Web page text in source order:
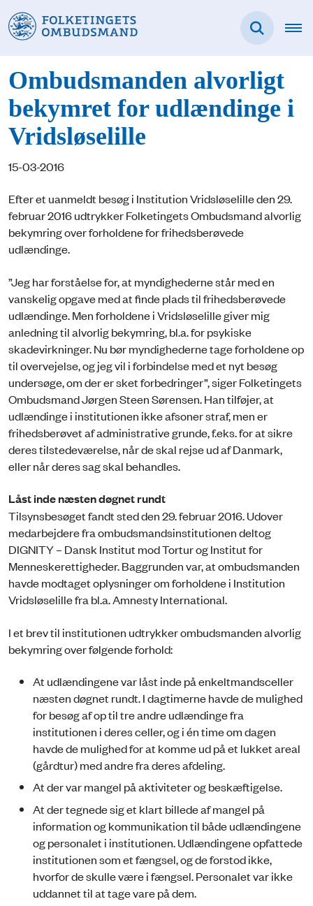
Ombudsmanden alvorligt
bekymret for udlændinge i
Vridsløselille
15-03-2016
Efter et uanmeldt besøg i Institution Vridsløselille den 29.
februar 2016 udtrykker Folketingets Ombudsmand alvorlig
bekymring over forholdene for frihedsberøvede
udlændinge.
”Jeg har forståelse for, at myndighederne står med en
vanskelig opgave med at finde plads til frihedsberøvede
udlændinge. Men forholdene i Vridsløselille giver mig
anledning til alvorlig bekymring, bl.a. for psykiske
skadevirkninger. Nu bør myndighederne tage forholdene op
til overvejelse, og jeg vil i forbindelse med et nyt besøg
undersøge, om der er sket forbedringer”, siger Folketingets
Ombudsmand Jørgen Steen Sørensen. Han tilføjer, at
udlændinge i institutionen ikke afsoner straf, men er
frihedsberøvet af administrative grunde, f.eks. for at sikre
deres tilstedeværelse, når de skal rejse ud af Danmark,
eller når deres sag skal behandles.
Låst inde næsten døgnet rundt
Tilsynsbesøget fandt sted den 29. februar 2016. Udover
medarbejdere fra ombudsmandsinstitutionen deltog
DIGNITY – Dansk Institut mod Tortur og Institut for
Menneskerettigheder. Baggrunden var, at ombudsmanden
havde modtaget oplysninger om forholdene i Institution
Vridsløselille fra bl.a. Amnesty International.
I et brev til institutionen udtrykker ombudsmanden alvorlig
bekymring over følgende forhold:
At udlændingene var låst inde på enkeltmandsceller
næsten døgnet rundt. I dagtimerne havde de mulighed
for besøg af op til tre andre udlændinge fra
institutionen i deres celler, og i én time om dagen
havde de mulighed for at komme ud på et lukket areal
(gårdtur) med andre fra deres afdeling.
At der var mangel på aktiviteter og beskæftigelse.
At der tegnede sig et klart billede af mangel på
information og kommunikation til både udlændingene
og personalet i institutionen. Udlændingene opfattede
institutionen som et fængsel, og de forstod ikke,
hvorfor de skulle være i fængsel. Personalet var ikke
uddannet til at tage vare på dem.